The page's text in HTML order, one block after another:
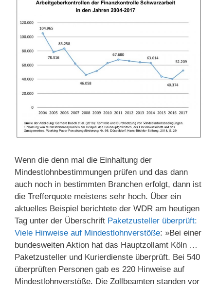
Wenn die denn mal die Einhaltung der
Mindestlohnbestimmungen prüfen und das dann
auch noch in bestimmten Branchen erfolgt, dann ist
die Trefferquote meistens sehr hoch. Über ein
aktuelles Beispiel berichtete der WDR am heutigen
Tag unter der Überschrift Paketzusteller überprüft:
Viele Hinweise auf Mindestlohnverstöße: »Bei einer
bundesweiten Aktion hat das Hauptzollamt Köln …
Paketzusteller und Kurierdienste überprüft. Bei 540
überprüften Personen gab es 220 Hinweise auf
Mindestlohnverstöße. Die Zollbeamten standen vor